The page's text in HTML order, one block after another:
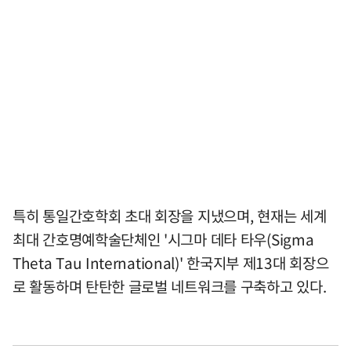
특히 통일간호학회 초대 회장을 지냈으며, 현재는 세계
최대 간호명예학술단체인 '시그마 데타 타우(Sigma
Theta Tau International)' 한국지부 제13대 회장으
로 활동하며 탄탄한 글로벌 네트워크를 구축하고 있다.